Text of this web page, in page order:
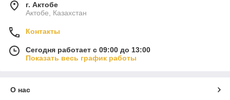
г. Актобе
Актобе, Казахстан
Контакты
Сегодня работает с 09:00 до 13:00
Показать весь график работы
О нас